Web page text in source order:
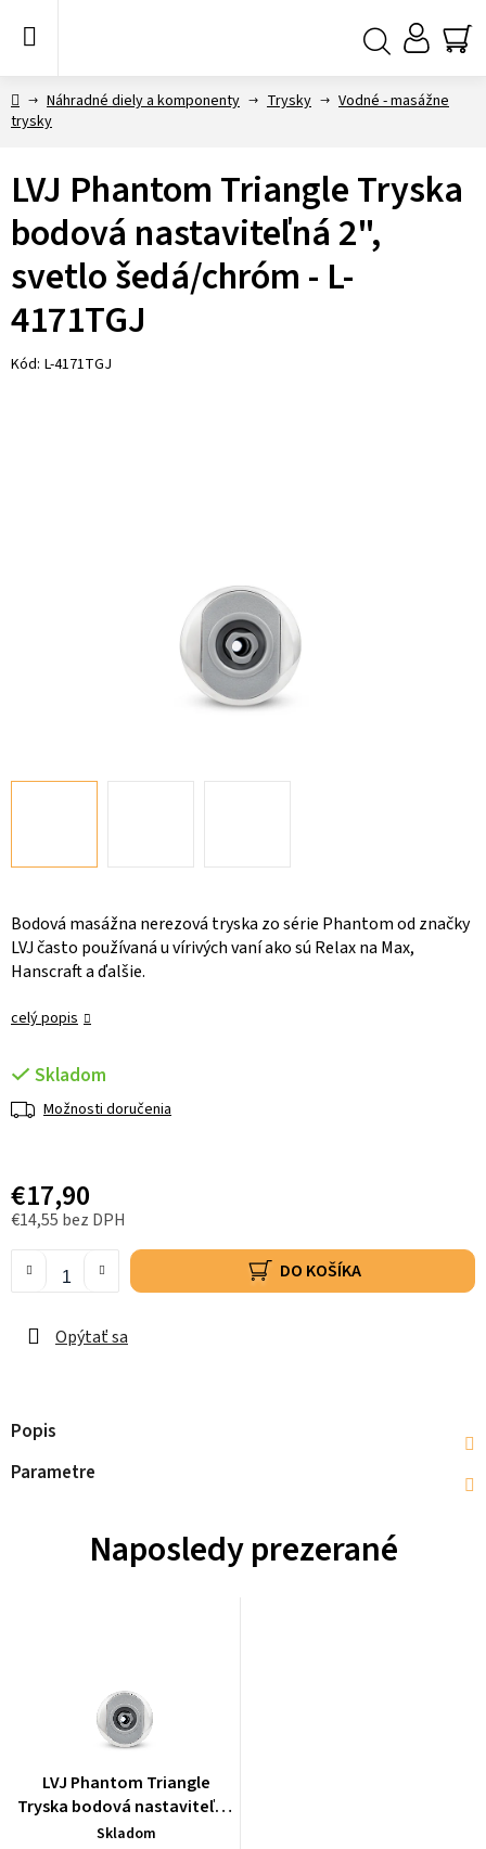
DomovNáhradné diely a komponenty Trysky
Vodné - masážne
trysky
Bodová masážna nerezová tryska zo série Phantom od značky
LVJ často používaná u vírivých vaní ako sú Relax na Max,
Hanscraft a ďalšie.
celý popis
Skladom
Možnosti doručenia
€17,90
€14,55 bez DPH
DO KOŠÍKA
Opýtať sa
LVJ Phantom Triangle Tryska
bodová nastaviteľná 2",
svetlo šedá/chróm - L-
4171TGJ
Kód: L-4171TGJ
Popis
Parametre
Naposledy prezerané
LVJ Phantom Triangle
Tryska bodová nastaviteľná
2", svetlo šedá/chróm - L-
Skladom